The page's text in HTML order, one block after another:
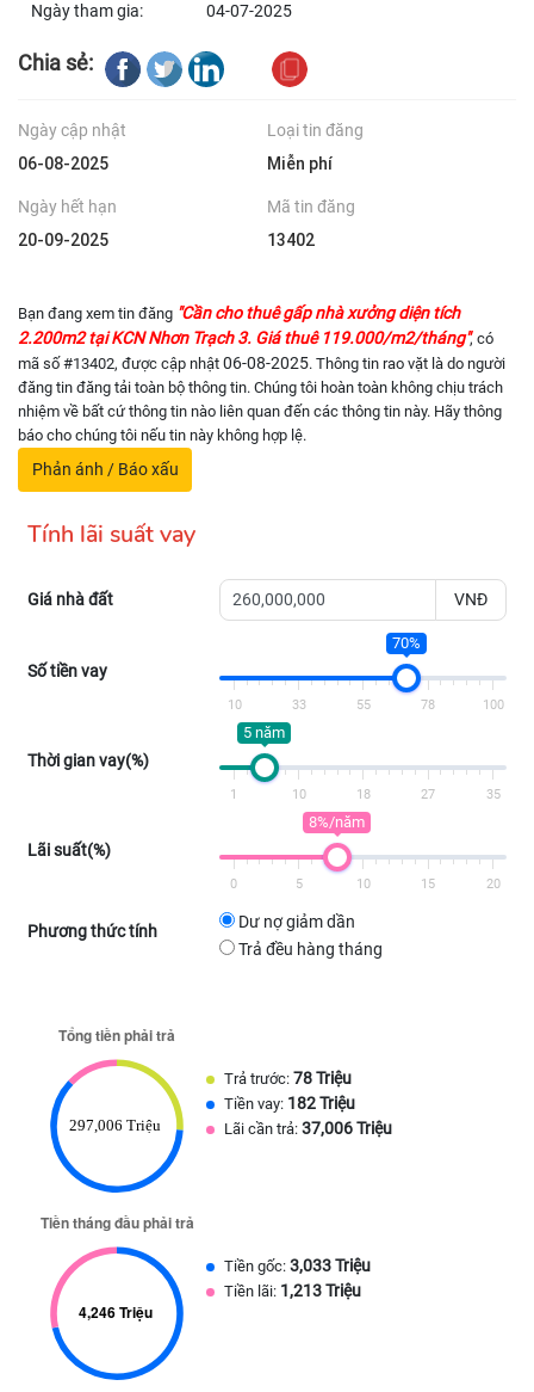
Ngày tham gia: 04-07-2025
Chia sẻ:
Ngày cập nhật
06-08-2025
Loại tin đăng
Miễn phí
Ngày hết hạn
20-09-2025
Mã tin đăng
13402
Bạn đang xem tin đăng "Cần cho thuê gấp nhà xưởng diện tích
2.200m2 tại KCN Nhơn Trạch 3. Giá thuê 119.000/m2/tháng", có
mã số #13402, được cập nhật 06-08-2025. Thông tin rao vặt là do người
đăng tin đăng tải toàn bộ thông tin. Chúng tôi hoàn toàn không chịu trách
nhiệm về bất cứ thông tin nào liên quan đến các thông tin này. Hãy thông
báo cho chúng tôi nếu tin này không hợp lệ.
Phản ánh / Báo xấu
Tính lãi suất vay
Giá nhà đất VNĐ
Số tiền vay
70%
10 33 55 78 100
Thời gian vay(%)
5 năm
1 10 18 27 35
Lãi suất(%)
8%/năm
0 5 10 15 20
Phương thức tính
Dư nợ giảm dần
Trả đều hàng tháng
Trả trước: 78 Triệu
Tiền vay: 182 Triệu
Lãi cần trả: 37,006 Triệu
Tiền gốc: 3,033 Triệu
Tiền lãi: 1,213 Triệu